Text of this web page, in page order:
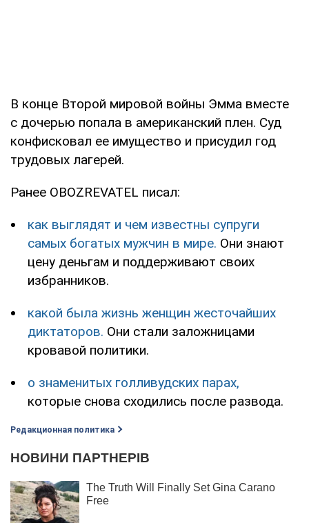
В конце Второй мировой войны Эмма вместе
с дочерью попала в американский плен. Суд
конфисковал ее имущество и присудил год
трудовых лагерей.
Ранее OBOZREVATEL писал:
как выглядят и чем известны супруги
самых богатых мужчин в мире. Они знают
цену деньгам и поддерживают своих
избранников.
какой была жизнь женщин жесточайших
диктаторов. Они стали заложницами
кровавой политики.
о знаменитых голливудских парах,
которые снова сходились после развода.
Редакционная политика